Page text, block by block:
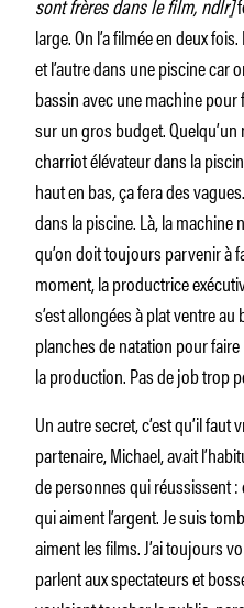
sont frères dans le film, ndlr]
large. On l’a filmée en deux
et l’autre dans une piscine car
bassin avec une machine pour
sur un gros budget.
charriot élévateur dans la
haut en bas, ça fera des
dans la piscine. Là, la
qu’on doit toujours parvenir à
moment, la productrice
s’est allongées à plat ventre
planches de natation pour faire
la production. Pas de job trop
Un autre secret, c’est qu’il
partenaire, Michael, avait
de personnes qui réussissent
qui aiment l’argent. Je suis
aiment les films. J’ai toujours
parlent aux spectateurs et